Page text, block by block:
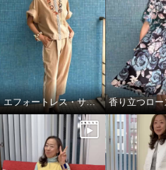
エフォートレス・サファリエレガンス